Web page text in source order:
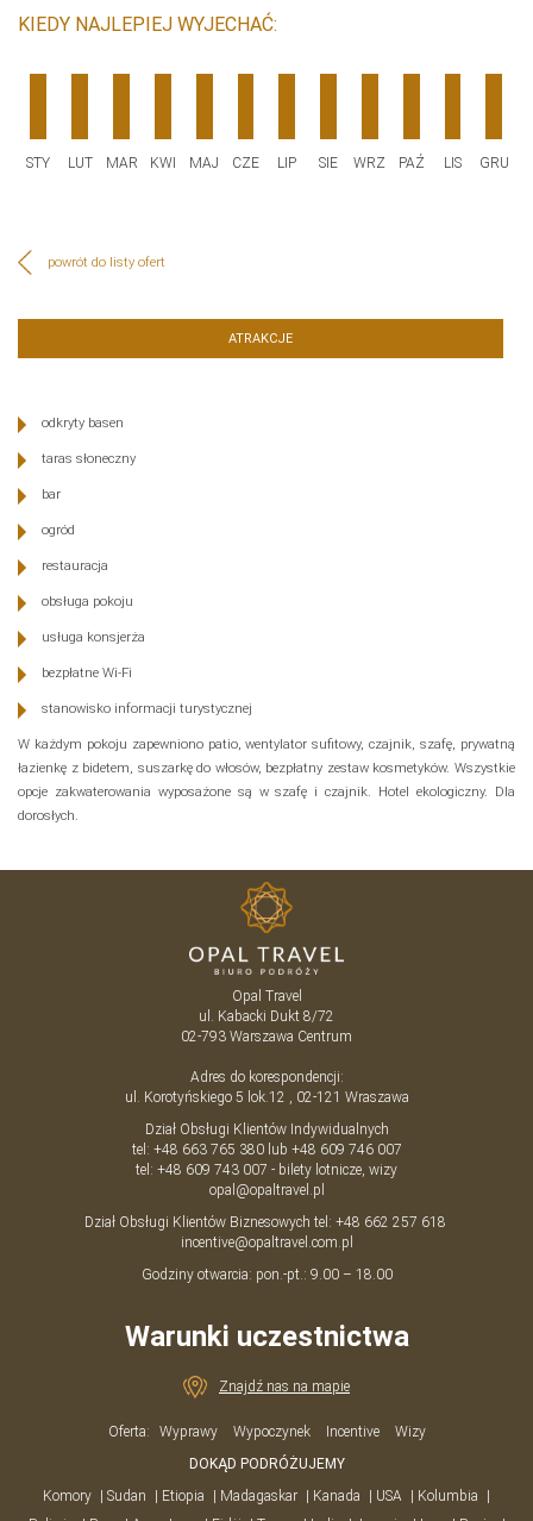
KIEDY NAJLEPIEJ WYJECHAĆ:
STY LUT MAR KWI MAJ CZE LIP SIE WRZ PAŹ LIS GRU
powrót do listy ofert
ATRAKCJE
odkryty basen
taras słoneczny
bar
ogród
restauracja
obsługa pokoju
usługa konsjerża
bezpłatne Wi-Fi
stanowisko informacji turystycznej
W każdym pokoju zapewniono patio, wentylator sufitowy, czajnik, szafę, prywatną
łazienkę z bidetem, suszarkę do włosów, bezpłatny zestaw kosmetyków. Wszystkie
opcje zakwaterowania wyposażone są w szafę i czajnik. Hotel ekologiczny. Dla
dorosłych.
Opal Travel
ul. Kabacki Dukt 8/72
02-793 Warszawa Centrum
Adres do korespondencji:
ul. Korotyńskiego 5 lok.12 , 02-121 Wraszawa
Dział Obsługi Klientów Indywidualnych
tel: +48 663 765 380lub +48 609 746 007
tel: +48 609 743 007 - bilety lotnicze, wizy
opal@opaltravel.pl
Dział Obsługi Klientów Biznesowych tel: +48 662 257 618
incentive@opaltravel.com.pl
Godziny otwarcia: pon.-pt.: 9.00 – 18.00
Warunki uczestnictwa
Znajdź nas na mapie
Oferta: Wyprawy Wypoczynek Incentive
Wizy
DOKĄD PODRÓŻUJEMY
Komory
Sudan Etiopia Madagaskar Kanada USA
Kolumbia